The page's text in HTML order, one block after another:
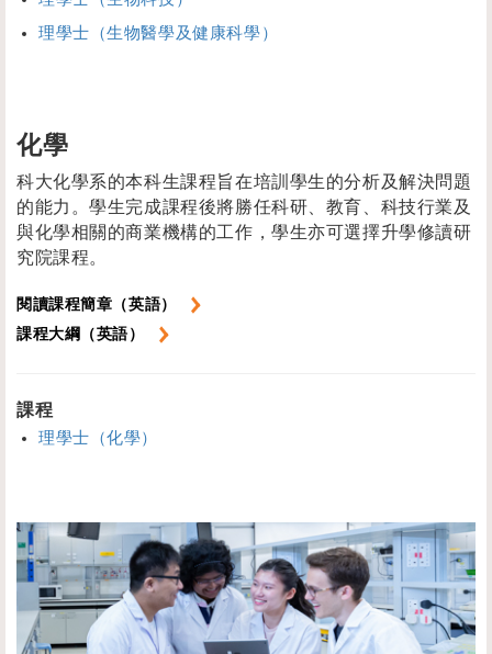
理學士（生物醫學及健康科學）
化學
科大化學系的本科生課程旨在培訓學生的分析及解決問題
的能力。學生完成課程後將勝任科研、教育、科技行業及
與化學相關的商業機構的工作，學生亦可選擇升學修讀研
究院課程。
閱讀課程簡章（英語）
課程大綱（英語）
課程
理學士（化學）